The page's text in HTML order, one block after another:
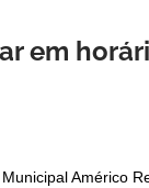
em
Américo